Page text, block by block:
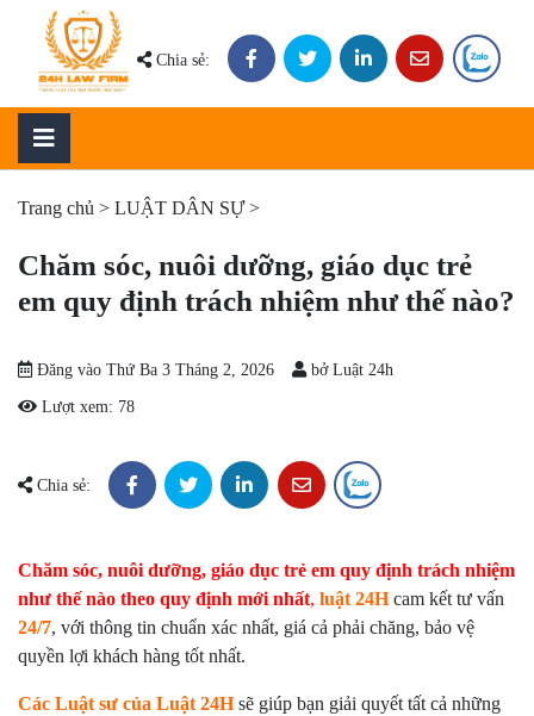
content
Chia sẻ:
Trang chủ > LUẬT DÂN SỰ>
Chăm sóc, nuôi dưỡng, giáo dục trẻ
em quy định trách nhiệm như thế nào?
Đăng vào Thứ Ba 3 Tháng 2, 2026 bở Luật 24h
Lượt xem: 78
Chia sẻ:
Chăm sóc, nuôi dưỡng, giáo dục trẻ em quy định trách nhiệm
như thế nào theo quy định mới nhất, luật 24Hcam kết tư vấn
24/7, với thông tin chuẩn xác nhất, giá cả phải chăng, bảo vệ
quyền lợi khách hàng tốt nhất.
Các Luật sư của Luật 24H sẽ giúp bạn giải quyết tất cả những